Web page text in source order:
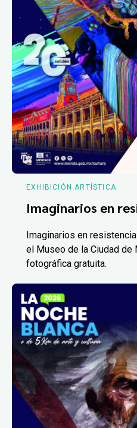
EXHIBICIÓN ARTÍSTICA
Imaginarios en
Imaginarios en
el Museo de la Ciudad de
fotográfica gratuita.